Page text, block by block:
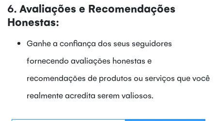
6. Avaliações e Recomendações
Honestas:
Ganhe a confiança dos seus seguidores
fornecendo avaliações honestas e
recomendações de produtos ou serviços que você
realmente acredita serem valiosos.